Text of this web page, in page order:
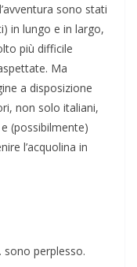
sono stati
in lungo e in largo,
più difficile
Ma
a disposizione
non solo italiani,
e (possibilmente)
l’acquolina in
sono perplesso.